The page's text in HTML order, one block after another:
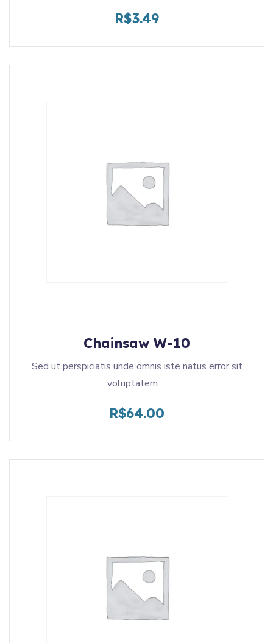
R$3.49
Chainsaw W-10
Sed ut perspiciatis unde omnis iste natus error sit
voluptatem …
R$64.00